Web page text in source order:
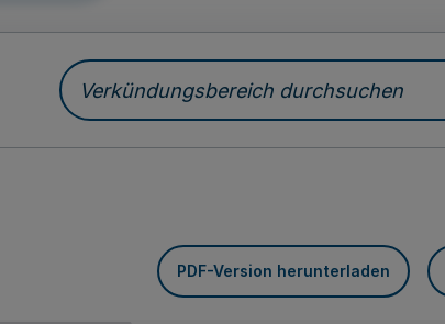
Verkündungsbereich durchsuchen
PDF-Version herunterladen